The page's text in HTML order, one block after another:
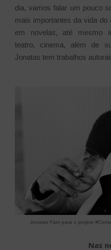
dia, vamos falar um pouco
mais importantes da vida do
em novelas, até mesmo
teatro, cinema, além de
Jonatas tem trabalhos
Jonatas Faro para o projeto
Nas